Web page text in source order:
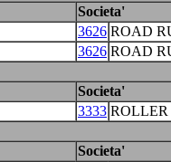
Societa'
3626 ROAD
3626 ROAD
Societa'
3333 ROLLER
Societa'